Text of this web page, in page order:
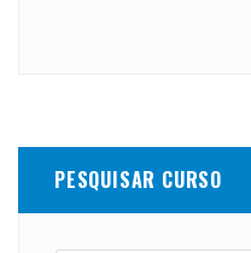
PESQUISAR CURSO